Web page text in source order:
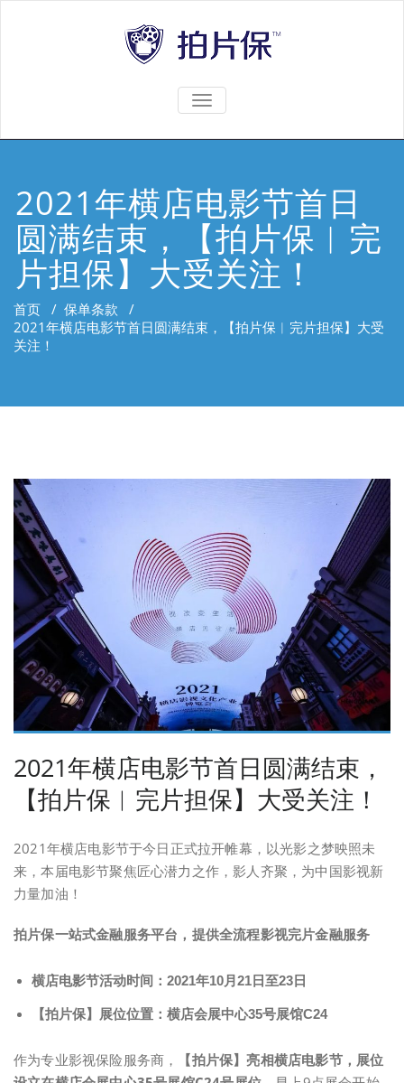
TOGGLE
2021年横店电影节首日
圆满结束，【拍片保︱完
片担保】大受关注！
首页 / 保单条款 /
2021年横店电影节首日圆满结束，【拍片保︱完片担保】大受
关注！
2021年横店电影节首日圆满结束，
【拍片保︱完片担保】大受关注！
2021年横店电影节于今日正式拉开帷幕，以光影之梦映照未
来，本届电影节聚焦匠心潜力之作，影人齐聚，为中国影视新
力量加油！
拍片保一站式金融服务平台，提供全流程影视完片金融服务
横店电影节活动时间： 2021年10月 21 日至23 日
【拍片保】展位位置：横店会展中心35号展馆C24
作为专业影视保险服务商，
【拍片保】亮相横店电影节，展位